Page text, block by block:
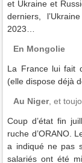
et Ukraine et
derniers,
2023…
En Mongolie
La France lui fait
(elle dispose déjà
Au Niger, et
Coup d’état fin
ruche d’ORANO.
a indiqué ne pas
salariés ont été